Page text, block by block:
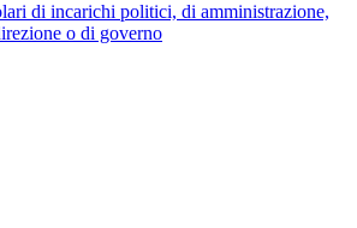
di incarichi politici, di amministrazione,
o di governo